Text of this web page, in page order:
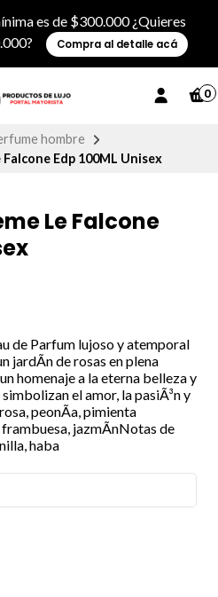
es de $300.000 ¿Quieres
Compra al detalle acá
0
hombre
Edp 100ML Unisex
Le Falcone
de Parfum lujoso y atemporal
jardÃ­n de rosas en plena
homenaje a la eterna belleza y
el amor, la pasiÃ³n y
peonÃ­a, pimienta
jazmÃ­nNotas de
haba